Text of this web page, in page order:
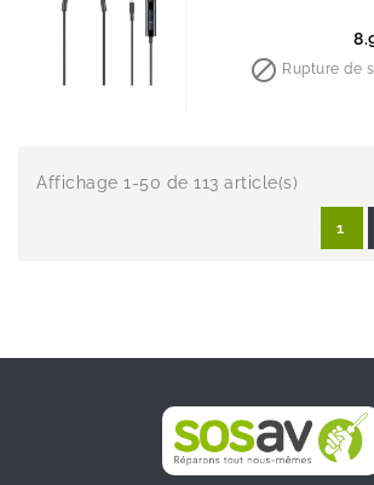
 Rupture de
Affichage 1-50 de 113 article(s)
1